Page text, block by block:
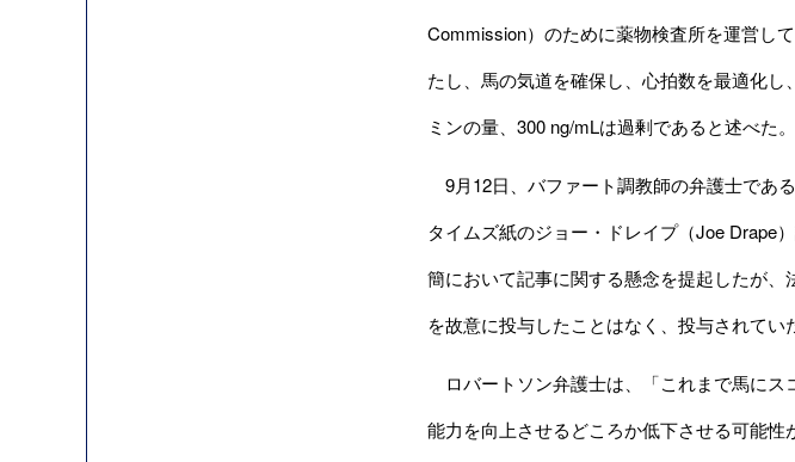
Commission）のために薬物検査所を運営し
たし、馬の気道を確保し、心拍数を最適化
ミンの量、300 ng/mLは過剰であると述べた。
9月12日、バファート調教師の弁護士であ
タイムズ紙のジョー・ドレイプ（Joe Drape
簡において記事に関する懸念を提起したが
を故意に投与したことはなく、投与されてい
ロバートソン弁護士は、「これまで馬にス
能力を向上させるどころか低下させる可能